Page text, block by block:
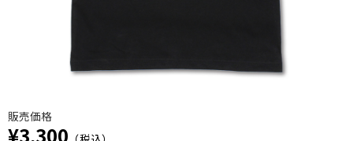
販売価格
¥3,300